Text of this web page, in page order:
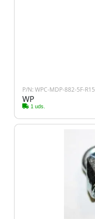
P/N: WPC-MDP-882-5F-R15
WP
1 uds.